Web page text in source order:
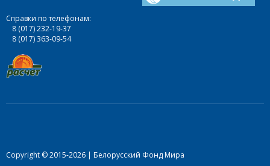
Справки по телефонам:
8 (017) 232-19-37
8 (017) 363-09-54
Copyright © 2015-2026 | Белорусский Фонд Мира